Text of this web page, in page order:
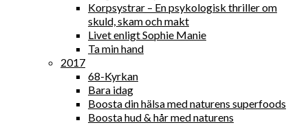
Korpsystrar – En psykologisk thriller om
skuld, skam och makt
Livet enligt Sophie Manie
Ta min hand
2017
68-Kyrkan
Bara idag
Boosta din hälsa med naturens superfoods
Boosta hud & hår med naturens